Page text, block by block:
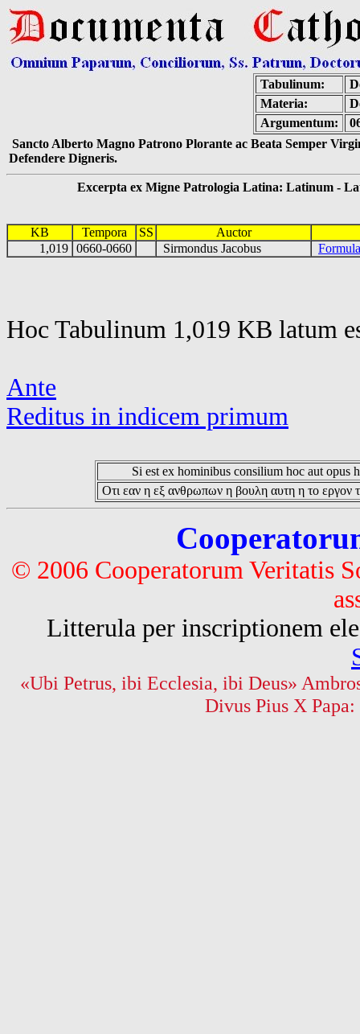
Tabulinum:
Materia:
Argumentum:
Sancto Alberto Magno Patrono Plorante ac Beata Semper
Defendere Digneris.
Excerpta ex Migne Patrologia Latina: Latinum -
KB Tempora SS
Auctor
1,019 0660-0660 Sirmondus Jacobus
Hoc Tabulinum 1,019 KB latum
Ante
Reditus in indicem primum
Si est ex hominibus consilium hoc aut opus
Οτι εαν η εξ ανθρωπων η βουλη αυτη η το εργον
© 2006 Cooperatorum Veritatis
Litterula per inscriptionem
«Ubi Petrus, ibi Ecclesia, ibi Deus»
Divus Pius X Papa: